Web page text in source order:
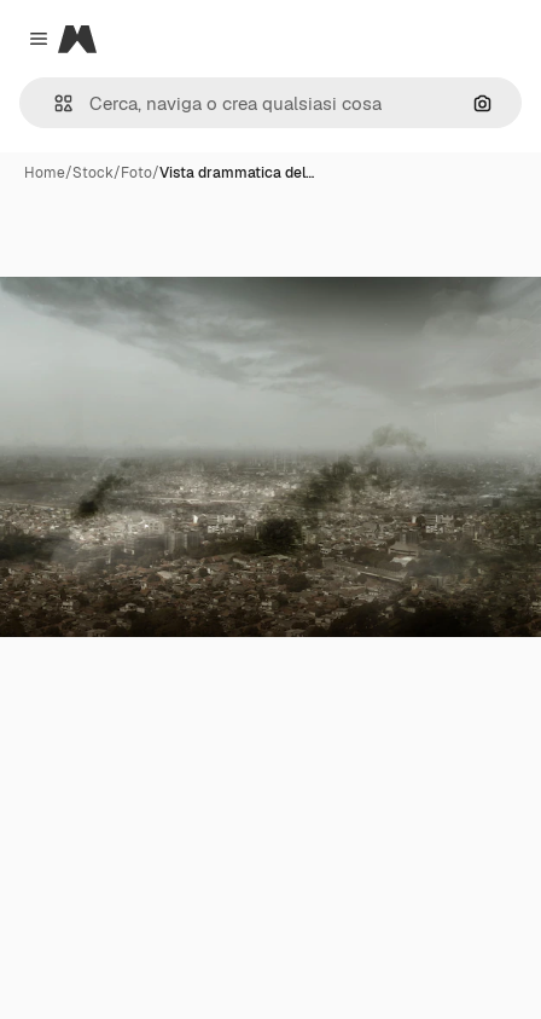
Close menu
Magnific
Cerca
Home/Stock/Foto/Vista drammatica del…